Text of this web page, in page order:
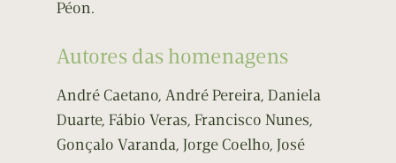
Péon.
Autores das homenagens
André Caetano, André Pereira, Daniela
Duarte, Fábio Veras, Francisco Nunes,
Gonçalo Varanda, Jorge Coelho, José